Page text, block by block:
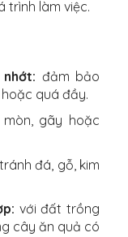
trình làm việc.
đảm bảo
quá đầy.
gãy hoặc
tránh đá, gỗ, kim
với đất trồng
cây ăn quả có